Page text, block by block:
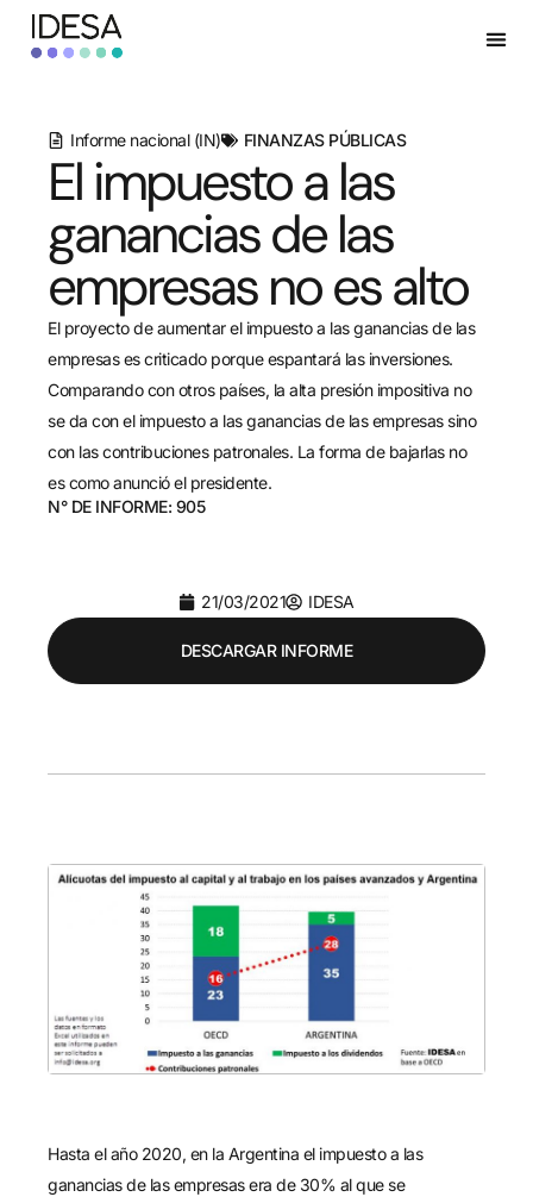
Informe nacional (IN) FINANZAS PÚBLICAS
El impuesto a las
ganancias de las
empresas no es alto
El proyecto de aumentar el impuesto a las ganancias de las
empresas es criticado porque espantará las inversiones.
Comparando con otros países, la alta presión impositiva no
se da con el impuesto a las ganancias de las empresas sino
con las contribuciones patronales. La forma de bajarlas no
es como anunció el presidente.
N° DE INFORME: 905
21/03/2021 IDESA
DESCARGAR INFORME
Hasta el año 2020, en la Argentina el impuesto a las
ganancias de las empresas era de 30% al que se